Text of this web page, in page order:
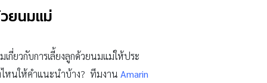
ยนมแม่
ยวกับการเลี้ยงลูกด้วยนมแม่ให้ประ
ไหนให้คำแนะนำบ้าง? ทีมงาน Amarin